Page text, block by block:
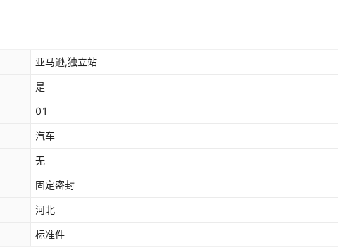
亚马逊,独立站
是
01
汽车
无
固定密封
河北
标准件